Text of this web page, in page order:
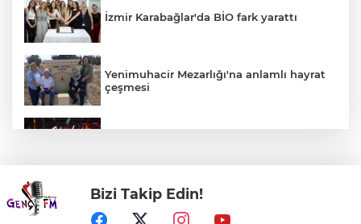
İzmir Karabağlar'da BİO fark yarattı
Yenimuhacir Mezarlığı'na anlamlı hayrat
çeşmesi
30 ilde DEAŞ'a 104 gözaltı!
Bizi Takip Edin!